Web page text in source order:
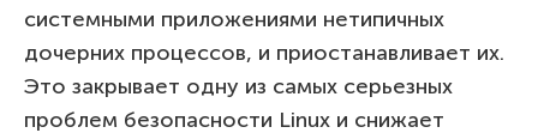
системными приложениями нетипичных
дочерних процессов, и приостанавливает их.
Это закрывает одну из самых серьезных
проблем безопасности Linux и снижает